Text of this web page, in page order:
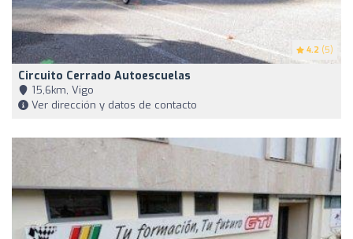
4.2 (5)
Circuito Cerrado Autoescuelas
15,6km, Vigo
Ver dirección y datos de contacto